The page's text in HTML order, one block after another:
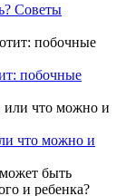
Советы
побочные
что можно и